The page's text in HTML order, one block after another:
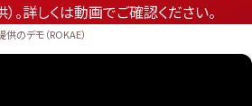
。詳しくは動画でご確認ください。
のデモ（ROKAE）